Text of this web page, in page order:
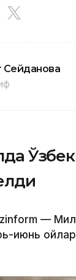
Сейданова
—
июнь